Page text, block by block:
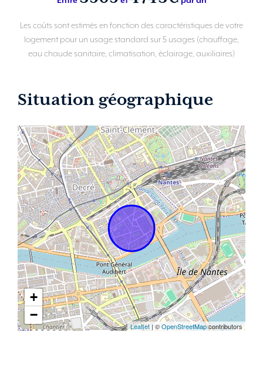
Les coûts sont estimés en fonction des caractéristiques de votre
logement pour un usage standard sur 5 usages (chauffage,
eau chaude sanitaire, climatisation, éclairage, auxiliaires)
Situation géographique
+
−
Leaflet| ©OpenStreetMapcontributors